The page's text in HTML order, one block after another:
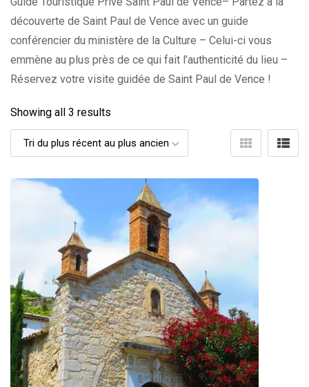
découverte de Saint Paul de Vence avec un guide
conférencier du ministère de la Culture – Celui-ci vous
emmène au plus près de ce qui fait l’authenticité du lieu –
Réservez votre visite guidée de Saint Paul de Vence !
Showing all 3 results